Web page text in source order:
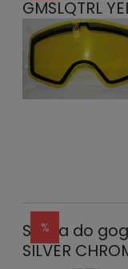
GMSLQTRL
Szyba do
SILVER